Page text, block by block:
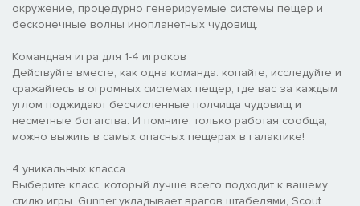
окружение, процедурно генерируемые системы пещер и
бесконечные волны инопланетных чудовищ.
Командная игра для 1-4 игроков
Действуйте вместе, как одна команда: копайте, исследуйте и
сражайтесь в огромных системах пещер, где вас за каждым
углом поджидают бесчисленные полчища чудовищ и
несметные богатства. И помните: только работая сообща,
можно выжить в самых опасных пещерах в галактике!
4 уникальных класса
Выберите класс, который лучше всего подходит к вашему
стилю игры. Gunner укладывает врагов штабелями, Scout